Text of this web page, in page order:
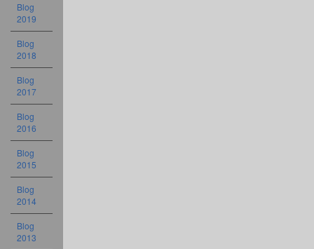
Blog
2019
Blog
2018
Blog
2017
Blog
2016
Blog
2015
Blog
2014
Blog
2013